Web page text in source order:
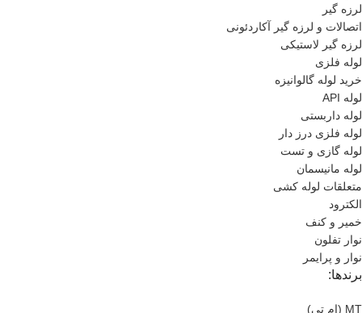
لرزه گیر
اتصالات و لرزه گیر آکاردئونی
لرزه گیر لاستیکی
لوله فلزی
خرید لوله گالوانیزه
لوله API
لوله داربستی
لوله فلزی درز دار
لوله گازی و تست
لوله مانیسمان
متعلقات لوله کشی
الکترود
خمیر و کنف
نوار تفلون
نوار و پرایمر
برندها:
MT (ام تی)